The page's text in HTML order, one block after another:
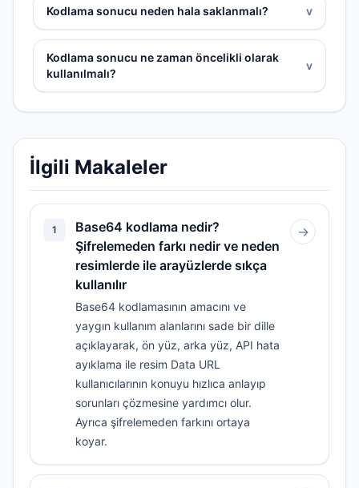
Kodlama sonucu neden hala saklanmalı? v
Kodlama sonucu ne zaman öncelikli olarak
kullanılmalı?
v
İlgili Makaleler
1
Base64 kodlama nedir?
Şifrelemeden farkı nedir ve neden
resimlerde ile arayüzlerde sıkça
kullanılır
Base64 kodlamasının amacını ve
yaygın kullanım alanlarını sade bir dille
açıklayarak, ön yüz, arka yüz, API hata
ayıklama ile resim Data URL
kullanıcılarının konuyu hızlıca anlayıp
sorunları çözmesine yardımcı olur.
Ayrıca şifrelemeden farkını ortaya
koyar.
→